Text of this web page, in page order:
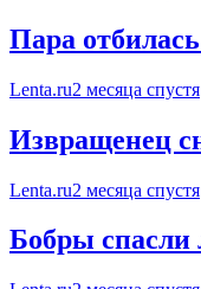
Пара
Lenta.ru2 месяца спустя
Извращенец
Lenta.ru2 месяца спустя
Бобры спасли